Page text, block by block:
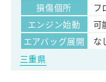
損傷個所
フ
エンジン始動
可
エアバッグ展開
な
三重県